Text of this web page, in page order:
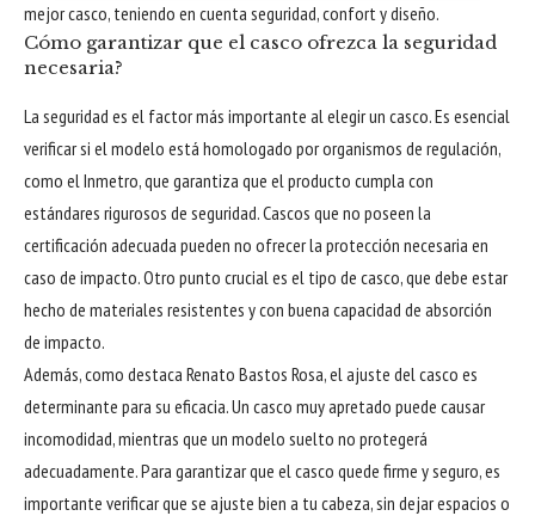
mejor casco, teniendo en cuenta seguridad, confort y diseño.
Cómo garantizar que el casco ofrezca la seguridad
necesaria?
La seguridad es el factor más importante al elegir un casco. Es esencial
verificar si el modelo está homologado por organismos de regulación,
como el Inmetro, que garantiza que el producto cumpla con
estándares rigurosos de seguridad. Cascos que no poseen la
certificación adecuada pueden no ofrecer la protección necesaria en
caso de impacto. Otro punto crucial es el tipo de casco, que debe estar
hecho de materiales resistentes y con buena capacidad de absorción
de impacto.
Además, como destaca Renato Bastos Rosa, el ajuste del casco es
determinante para su eficacia. Un casco muy apretado puede causar
incomodidad, mientras que un modelo suelto no protegerá
adecuadamente. Para garantizar que el casco quede firme y seguro, es
importante verificar que se ajuste bien a tu cabeza, sin dejar espacios o